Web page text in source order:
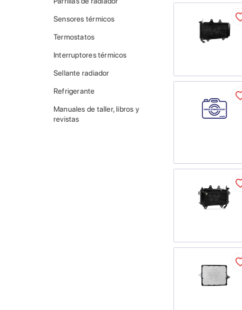
Sensores térmicos
Termostatos
Interruptores térmicos
Sellante radiador
Refrigerante
Manuales de taller, libros y
revistas